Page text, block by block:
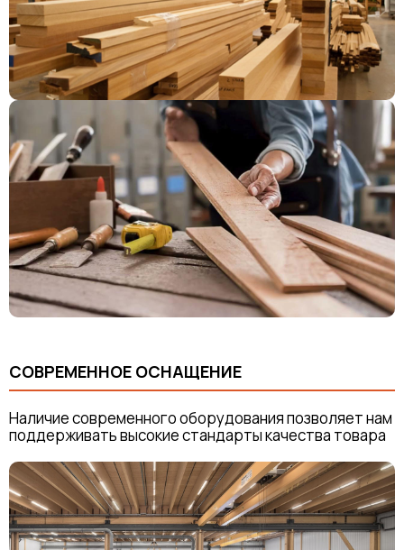
СОВРЕМЕННОЕ ОСНАЩЕНИЕ
Наличие современного оборудования позволяет нам
поддерживать высокие стандарты качества товара